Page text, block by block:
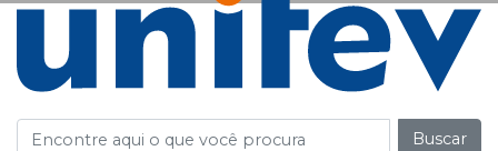
Buscar